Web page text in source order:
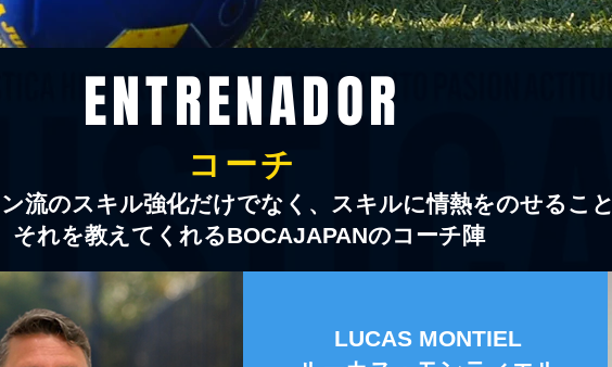
ENTRENADOR
コーチ
流のスキル強化だけでなく、スキルに情熱をのせること
​それを教えてくれるBOCAJAPANのコーチ陣
LUCAS MONTIEL